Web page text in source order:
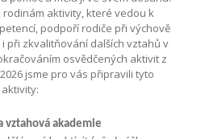
rodinám aktivity, které vedou k
podpoří rodiče při výchově
při zkvalitňování dalších vztahů v
osvědčených aktivit z
jsme pro vás připravili tyto
aktivity:
vztahová akademie